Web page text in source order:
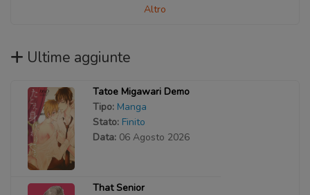
Altro
Ultime aggiunte
Tatoe Migawari Demo
Tipo: Manga
Stato: Finito
Data: 06 Agosto 2026
That Senior